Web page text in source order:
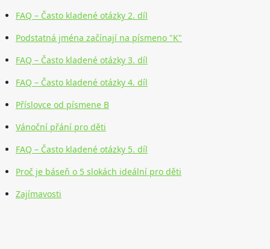
FAQ – Často kladené otázky 2. díl
Podstatná jména začínají na písmeno "K"
FAQ – Často kladené otázky 3. díl
FAQ – Často kladené otázky 4. díl
Příslovce od písmene B
Vánoční přání pro děti
FAQ – Často kladené otázky 5. díl
Proč je báseň o 5 slokách ideální pro děti
Zajímavosti